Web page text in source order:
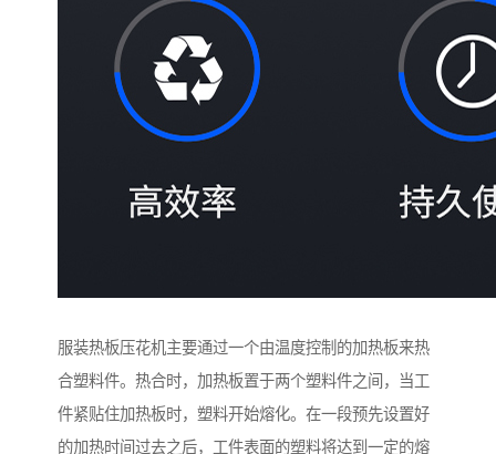
服装热板压花机主要通过一个由温度控制的加热板来热
合塑料件。热合时，加热板置于两个塑料件之间，当工
件紧贴住加热板时，塑料开始熔化。在一段预先设置好
的加热时间过去之后，工件表面的塑料将达到一定的熔